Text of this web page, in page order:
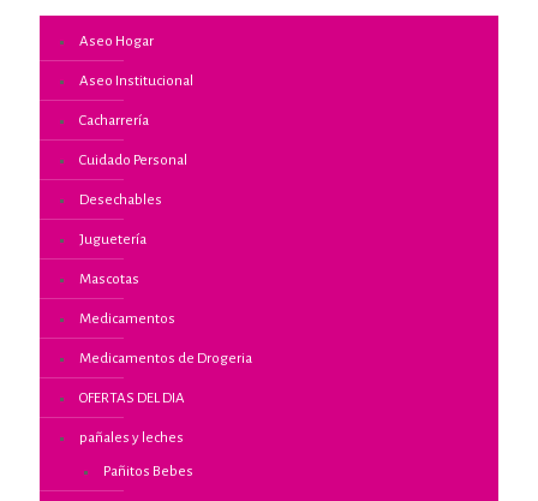
Aseo Hogar
Aseo Institucional
Cacharrería
Cuidado Personal
Desechables
Juguetería
Mascotas
Medicamentos
Medicamentos de Drogeria
OFERTAS DEL DIA
pañales y leches
Pañitos Bebes